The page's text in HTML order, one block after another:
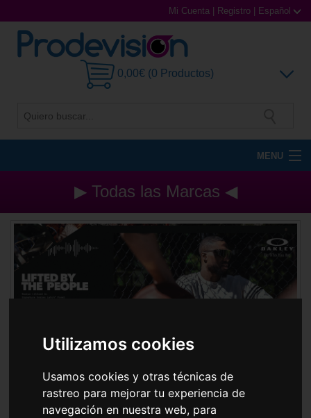
Utilizamos cookies
Usamos cookies y otras técnicas de
rastreo para mejorar tu experiencia de
navegación en nuestra web, para
Mi Cuenta Registro Español
0,00€ (0 Productos)
MENU
Gafas de Sol
Gafas Graduadas
Gafas Deportivas
Lentillas
▶ Todas las Marcas ◀
Gafas de SolOakley
Ordenar por